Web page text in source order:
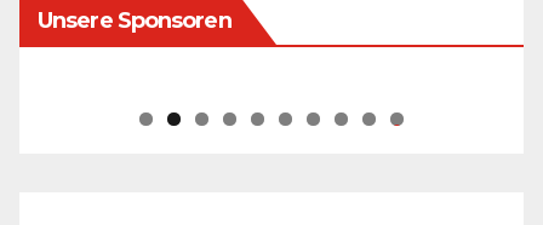
Unsere Sponsoren
0